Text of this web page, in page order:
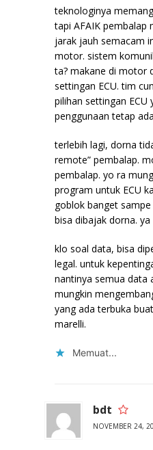
teknologinya
tapi AFAIK pembalap
jarak jauh semacam
motor. sistem
ta? makane di motor
settingan ECU. tim
pilihan settingan ECU
penggunaan tetap
terlebih lagi, dorna
remote” pembalap.
pembalap. yo ra
program untuk ECU
goblok banget
bisa dibajak dorna. ya
klo soal data, bisa
legal. untuk
nantinya semua data
mungkin
yang ada terbuka
marelli.
Memuat...
bdt
NOVEMBER 24,